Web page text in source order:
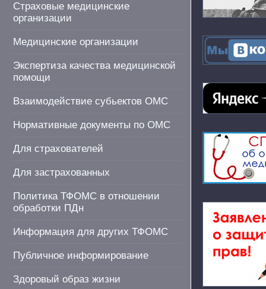
Страховые медицинские
организации
Медицинские организации
Экспертиза качества медицинской
помощи
Взаимодействие субьектов ОМС
Нормативные документы по ОМС
Для страхователей
Для застрахованных
Политика ТФОМС в отношении
обработки ПДн
Информация для других ТФОМС
Публичное информирование
Здоровый образ жизни